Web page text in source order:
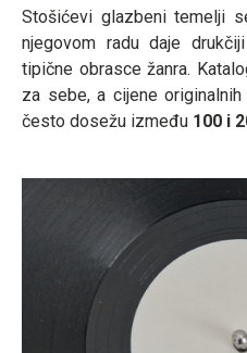
Stošićevi glazbeni temelji
njegovom radu daje
tipične obrasce žanra.
za sebe, a cijene
često dosežu između 100 i